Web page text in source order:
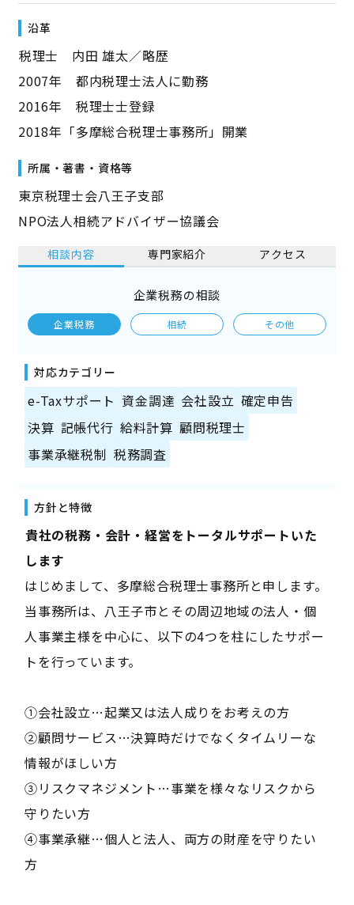
沿革
――税理士 内田 雄太／略歴――
2007年 都内税理士法人に勤務
2016年 税理士士登録
2018年「多摩総合税理士事務所」開業
所属・著書・資格等
東京税理士会八王子支部
NPO法人相続アドバイザー協議会
相談内容 専門家紹介 アクセス
企業税務の相談
企業税務 相続 その他
対応カテゴリー
e-Taxサポート 資金調達 会社設立 確定申告
決算 記帳代行 給料計算 顧問税理士
事業承継税制 税務調査
方針と特徴
――貴社の税務・会計・経営をトータルサポートいた
します――
はじめまして、多摩総合税理士事務所と申します。
当事務所は、八王子市とその周辺地域の法人・個
人事業主様を中心に、以下の4つを柱にしたサポー
トを行っています。
①会社設立…起業又は法人成りをお考えの方
②顧問サービス…決算時だけでなくタイムリーな
情報がほしい方
③リスクマネジメント…事業を様々なリスクから
守りたい方
④事業承継…個人と法人、両方の財産を守りたい
方